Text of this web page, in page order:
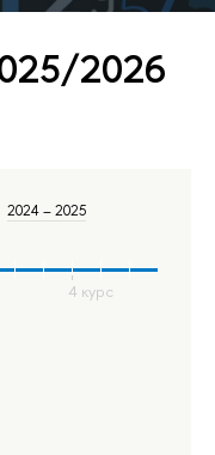
2026
2024 – 2025